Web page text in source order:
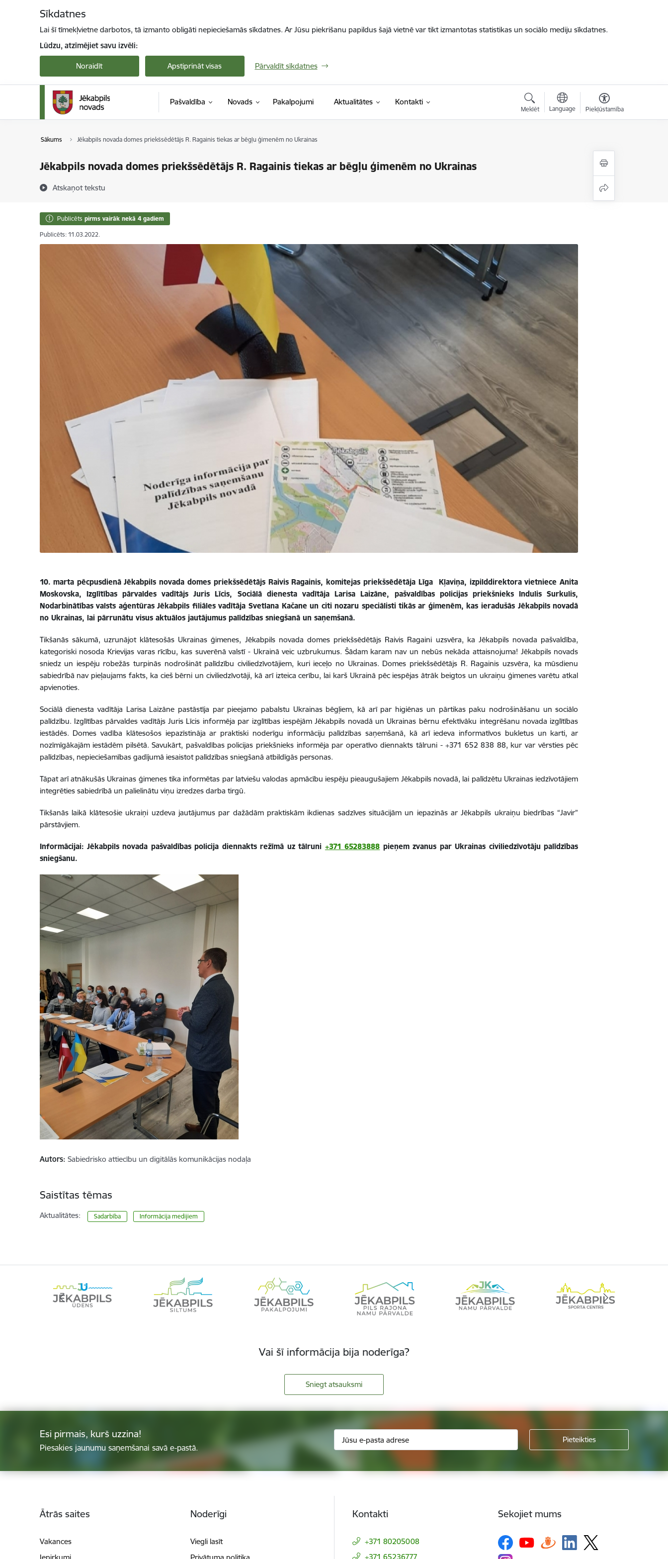
Sīkdatnes
Lai šī tīmekļvietne darbotos, tā izmanto obligāti nepieciešamās sīkdatnes. Ar Jūsu piekrišanu papildus šajā vietnē var tikt izmantotas statistikas un sociālo mediju sīkdatnes.
Lūdzu, atzīmējiet savu izvēli:
Noraidīt Apstiprināt visas Pārvaldīt sīkdatnes
Pašvaldība Novads Pakalpojumi Aktualitātes Kontakti
Meklēt Language Piekļūstamība
Sākums Jēkabpils novada domes priekšsēdētājs R. Ragainis tiekas ar bēgļu ģimenēm no Ukrainas
Jēkabpils novada domes priekšsēdētājs R. Ragainis tiekas ar bēgļu ģimenēm no Ukrainas
Atskaņot tekstu
Publicēts pirms vairāk nekā 4 gadiem
Publicēts: 11.03.2022.
10. marta pēcpusdienā Jēkabpils novada domes priekšsēdētājs Raivis Ragainis, komitejas priekšsēdētāja Līga Kļaviņa, izpilddirektora vietniece Anita
Moskovska, Izglītības pārvaldes vadītājs Juris Līcis, Sociālā dienesta vadītāja Larisa Laizāne, pašvaldības policijas priekšnieks Indulis Surkulis,
Nodarbinātības valsts aģentūras Jēkabpils filiāles vadītāja Svetlana Kačane un citi nozaru speciālisti tikās ar ģimenēm, kas ieradušās Jēkabpils novadā
no Ukrainas, lai pārrunātu visus aktuālos jautājumus palīdzības sniegšanā un saņemšanā.
Tikšanās sākumā, uzrunājot klātesošās Ukrainas ģimenes, Jēkabpils novada domes priekšsēdētājs Raivis Ragaini uzsvēra, ka Jēkabpils novada pašvaldība,
kategoriski nosoda Krievijas varas rīcību, kas suverēnā valstī - Ukrainā veic uzbrukumus. Šādam karam nav un nebūs nekāda attaisnojuma! Jēkabpils novads
sniedz un iespēju robežās turpinās nodrošināt palīdzību civiliedzīvotājiem, kuri ieceļo no Ukrainas. Domes priekšsēdētājs R. Ragainis uzsvēra, ka mūsdienu
sabiedrībā nav pieļaujams fakts, ka cieš bērni un civiliedzīvotāji, kā arī izteica cerību, lai karš Ukrainā pēc iespējas ātrāk beigtos un ukraiņu ģimenes varētu atkal
apvienoties.
Sociālā dienesta vadītāja Larisa Laizāne pastāstīja par pieejamo pabalstu Ukrainas bēgļiem, kā arī par higiēnas un pārtikas paku nodrošināšanu un sociālo
palīdzību. Izglītības pārvaldes vadītājs Juris Līcis informēja par izglītības iespējām Jēkabpils novadā un Ukrainas bērnu efektīvāku integrēšanu novada izglītības
iestādēs. Domes vadība klātesošos iepazīstināja ar praktiski noderīgu informāciju palīdzības saņemšanā, kā arī iedeva informatīvos bukletus un karti, ar
nozīmīgākajām iestādēm pilsētā. Savukārt, pašvaldības policijas priekšnieks informēja par operatīvo diennakts tālruni - +371 652 838 88, kur var vērsties pēc
palīdzības, nepieciešamības gadījumā iesaistot palīdzības sniegšanā atbildīgās personas.
Tāpat arī atnākušās Ukrainas ģimenes tika informētas par latviešu valodas apmācību iespēju pieaugušajiem Jēkabpils novadā, lai palīdzētu Ukrainas iedzīvotājiem
integrēties sabiedrībā un palielinātu viņu izredzes darba tirgū.
Tikšanās laikā klātesošie ukraiņi uzdeva jautājumus par dažādām praktiskām ikdienas sadzīves situācijām un iepazinās ar Jēkabpils ukraiņu biedrības “Javir”
pārstāvjiem.
Informācijai: Jēkabpils novada pašvaldības policija diennakts režīmā uz tālruni +371 65283888 pieņem zvanus par Ukrainas civiliedzīvotāju palīdzības
sniegšanu.
Autors: Sabiedrisko attiecību un digitālās komunikācijas nodaļa
Saistītas tēmas
Aktualitātes: Sadarbība Informācija medijiem
Vai šī informācija bija noderīga?
Sniegt atsauksmi
Esi pirmais, kurš uzzina!
Piesakies jaunumu saņemšanai savā e-pastā.
Ātrās saites
Vakances
Noderīgi
Viegli lasīt
Kontakti
+371 80205008
+371 65236777
Sekojiet mums